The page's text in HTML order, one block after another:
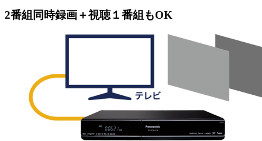
2番組同時録画＋視聴１番組もOK